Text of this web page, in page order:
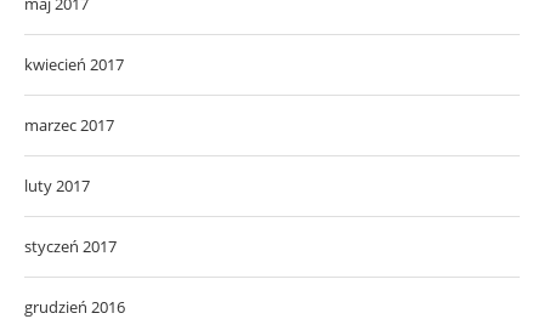
kwiecień 2017
marzec 2017
luty 2017
styczeń 2017
grudzień 2016